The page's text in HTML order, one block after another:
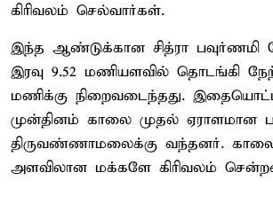
கிரிவலம் செல்வார்கள்.
இந்த ஆண்டுக்கான சித்ரா பவுர்ணமி
இரவு 9.52 மணியளவில் தொடங்கி
மணிக்கு நிறைவடைந்தது.
முன்தினம் காலை முதல் ஏராளமான
திருவண்ணாமலைக்கு வந்தனர்.
அளவிலான மக்களே கிரிவலம்